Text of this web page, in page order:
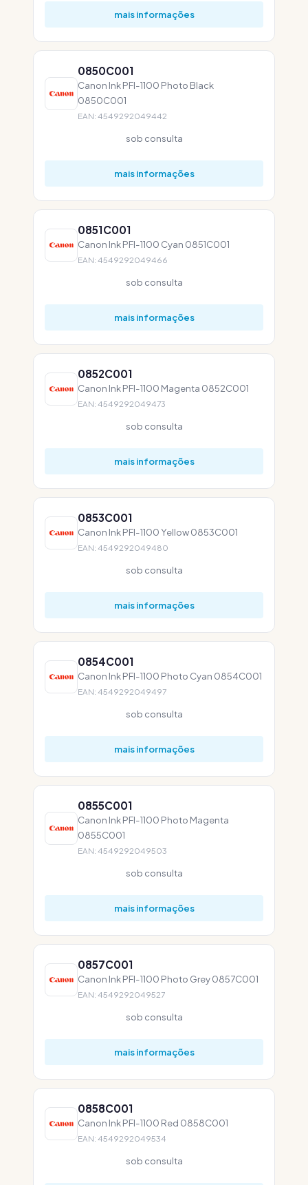
mais informações
0850C001
Canon Ink PFI-1100 Photo Black
0850C001
EAN: 4549292049442
sob consulta
mais informações
0851C001
Canon Ink PFI-1100 Cyan 0851C001
EAN: 4549292049466
sob consulta
mais informações
0852C001
Canon Ink PFI-1100 Magenta 0852C001
EAN: 4549292049473
sob consulta
mais informações
0853C001
Canon Ink PFI-1100 Yellow 0853C001
EAN: 4549292049480
sob consulta
mais informações
0854C001
Canon Ink PFI-1100 Photo Cyan 0854C001
EAN: 4549292049497
sob consulta
mais informações
0855C001
Canon Ink PFI-1100 Photo Magenta
0855C001
EAN: 4549292049503
sob consulta
mais informações
0857C001
Canon Ink PFI-1100 Photo Grey 0857C001
EAN: 4549292049527
sob consulta
mais informações
0858C001
Canon Ink PFI-1100 Red 0858C001
EAN: 4549292049534
sob consulta